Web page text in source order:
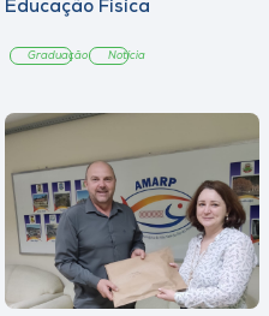
Educação Física
Graduação Notícia